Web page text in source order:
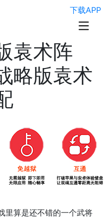
下载APP
袁术阵
略版袁术
里算是还不错的一个武将